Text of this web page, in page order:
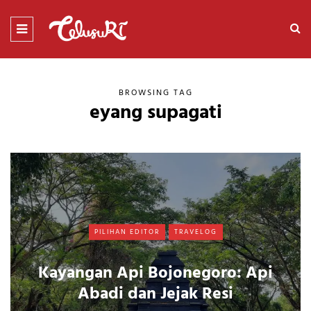
BROWSING TAG
eyang supagati
PILIHAN EDITOR TRAVELOG
Kayangan Api Bojonegoro: Api
Abadi dan Jejak Resi